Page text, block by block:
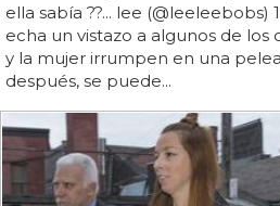
ella sabía ??... lee (@leeleebobs)
echa un vistazo a algunos de
y la mujer irrumpen en una
después, se puede...